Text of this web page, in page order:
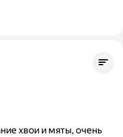
хвои и мяты, очень